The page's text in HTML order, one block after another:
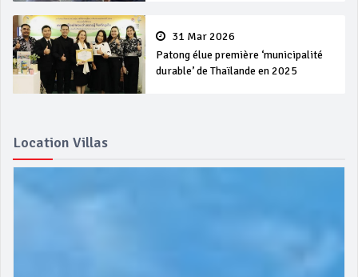
31 Mar 2026
Patong élue première ‘municipalité
durable’ de Thaïlande en 2025
Location Villas